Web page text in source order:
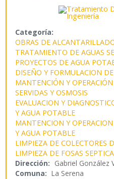
Categoría:
OBRAS DE
TRATAMIENTO DE AGUAS
PROYECTOS DE AGUA
DISEÑO Y FORMULACION
MANTENCIÓN Y
SERVIDAS Y OSMOSIS
EVALUACION Y
Y AGUA POTABLE
MANTENCION Y
Y AGUA POTABLE
LIMPIEZA DE COLECTORES
LIMPIEZA DE FOSAS
Dirección: Gabriel González
Comuna: La Serena